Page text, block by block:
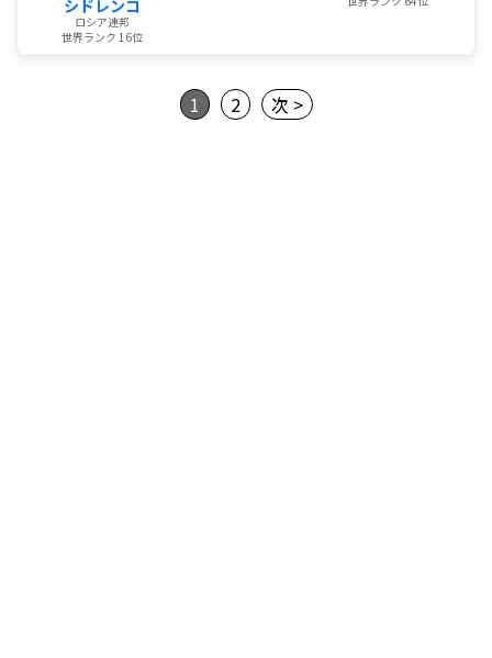
シドレンコ
ロシア連邦
世界ランク 16位
1 2 次 >